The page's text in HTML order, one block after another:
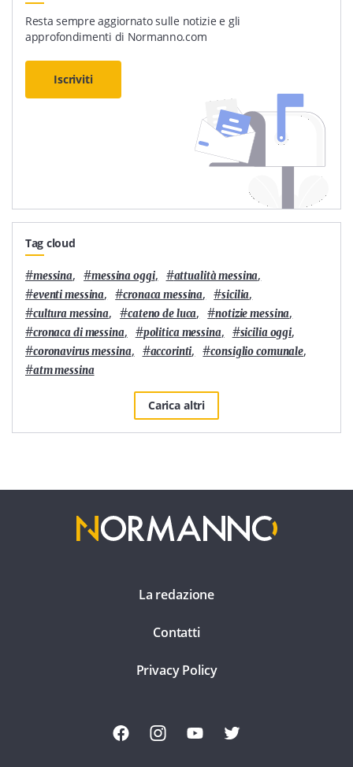
Resta sempre aggiornato sulle notizie e gli
approfondimenti di Normanno.com
Iscriviti
Tag cloud
#messina, #messina oggi, #attualità messina,
#eventi messina, #cronaca messina, #sicilia,
#cultura messina, #cateno de luca, #notizie messina,
#cronaca di messina, #politica messina, #sicilia oggi,
#coronavirus messina, #accorinti, #consiglio comunale,
#atm messina
Carica altri
La redazione
Contatti
Privacy Policy